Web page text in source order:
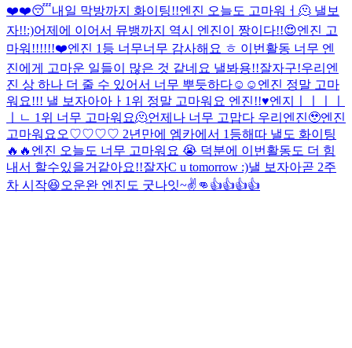
❤️❤️😴내일 막방까지 화이팅!!엔진 오늘도 고마워ㅓ🫠 낼보
자!!:)어제에 이어서 뮤뱅까지 역시 엔진이 짱이다!!😍엔진 고
마워!!!!!!❤️엔진 1등 너무너무 감사해요 ㅎ 이번활동 너무 엔
진에게 고마운 일들이 많은 것 같네요 낼봐용!!잘자구!우리엔
진 상 하나 더 줄 수 있어서 너무 뿌듯하다☺️☺️ 엔진 정말 고마
워요!!! 낼 보자아아ㅏ 1위 정말 고마워요 엔진!!♥️엔지ㅣㅣㅣㅣ
ㅣㄴ 1위 너무 고마워요🫠언제나 너무 고맙다 우리엔진🥹엔진
고마워요오♡♡♡♡ 2년만에 엠카에서 1등해따 낼도 화이팅
🔥🔥 엔진 오늘도 너무 고마워요 😭 덕분에 이번활동도 더 힘
내서 할수있을거같아요!!잘자C u tomorrow :)낼 보자아곧 2주
차 시작😆오운완 엔진도 굿나잇~✌️👊 👍👍👍👍